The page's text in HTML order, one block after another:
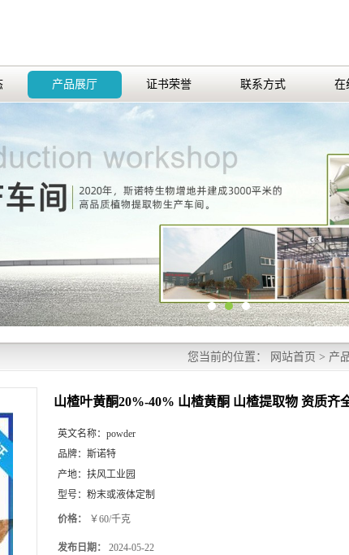
产品展厅 证书荣誉 联系方式 在
您当前的位置： 网站首页 > 产
山楂叶黄酮20%-40% 山楂黄酮 山楂提取物 资质齐
英文名称： powder
品牌： 斯诺特
产地： 扶风工业园
型号： 粉末或液体定制
价格： ￥60/千克
发布日期： 2024-05-22